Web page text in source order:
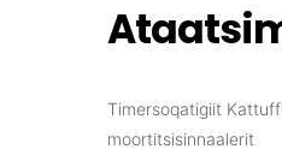
Timersoqatigiit
moortitsisinnaalerit